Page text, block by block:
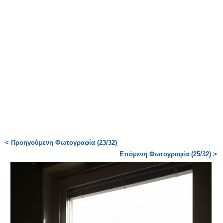
< Προηγούμενη Φωτογραφία (23/32)
Επόμενη Φωτογραφία (25/32) >